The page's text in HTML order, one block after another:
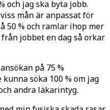
och jag ska byta jobb.
mån är anpassat för
50 % och ramlar ihop mer
jobbet en dag så orkar
på 75 %
söka 100 % om jag
andra läkarintyg.